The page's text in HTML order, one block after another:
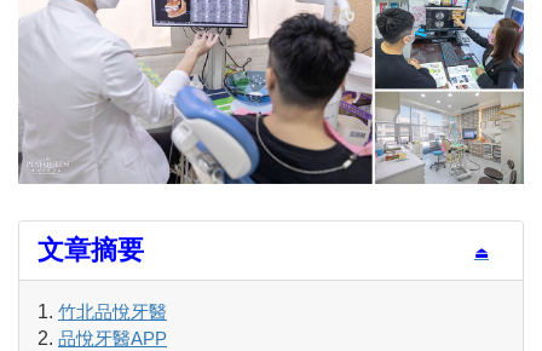
⏏
文章摘要
竹北品悅牙醫
品悅牙醫APP